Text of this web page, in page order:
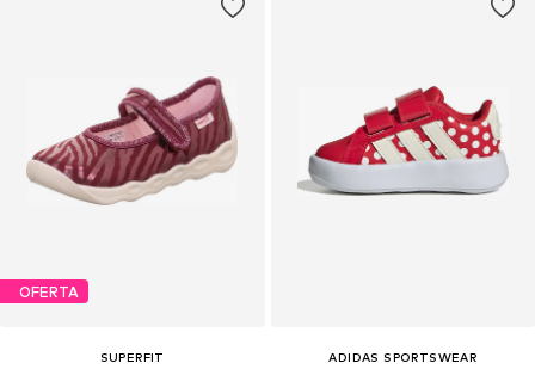
OFERTA
SUPERFIT
ADIDAS SPORTSWEAR